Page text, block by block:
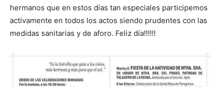
hermanos que en estos días tan especiales participemos
activamente en todos los actos siendo prudentes con las
medidas sanitarias y de aforo. Feliz día!!!!!!